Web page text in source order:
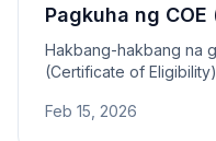
Pagkuha ng
Eligibility)
Hakbang-hakbang na
(Certificate of
Feb 15, 2026